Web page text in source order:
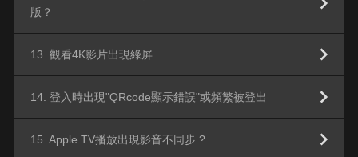
版？
13. 觀看4K影片出現綠屏
14. 登入時出現"QRcode顯示錯誤"或頻繁被登出
15. Apple TV播放出現影音不同步 ?